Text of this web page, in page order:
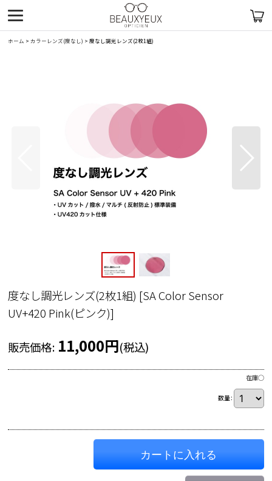
ホーム > カラーレンズ(度なし) > 度なし調光レンズ(2枚1組)
度なし調光レンズ(2枚1組) [SA Color Sensor
UV+420 Pink(ピンク)]
販売価格: 11,000円(税込)
在庫◯
数量:
カートに入れる